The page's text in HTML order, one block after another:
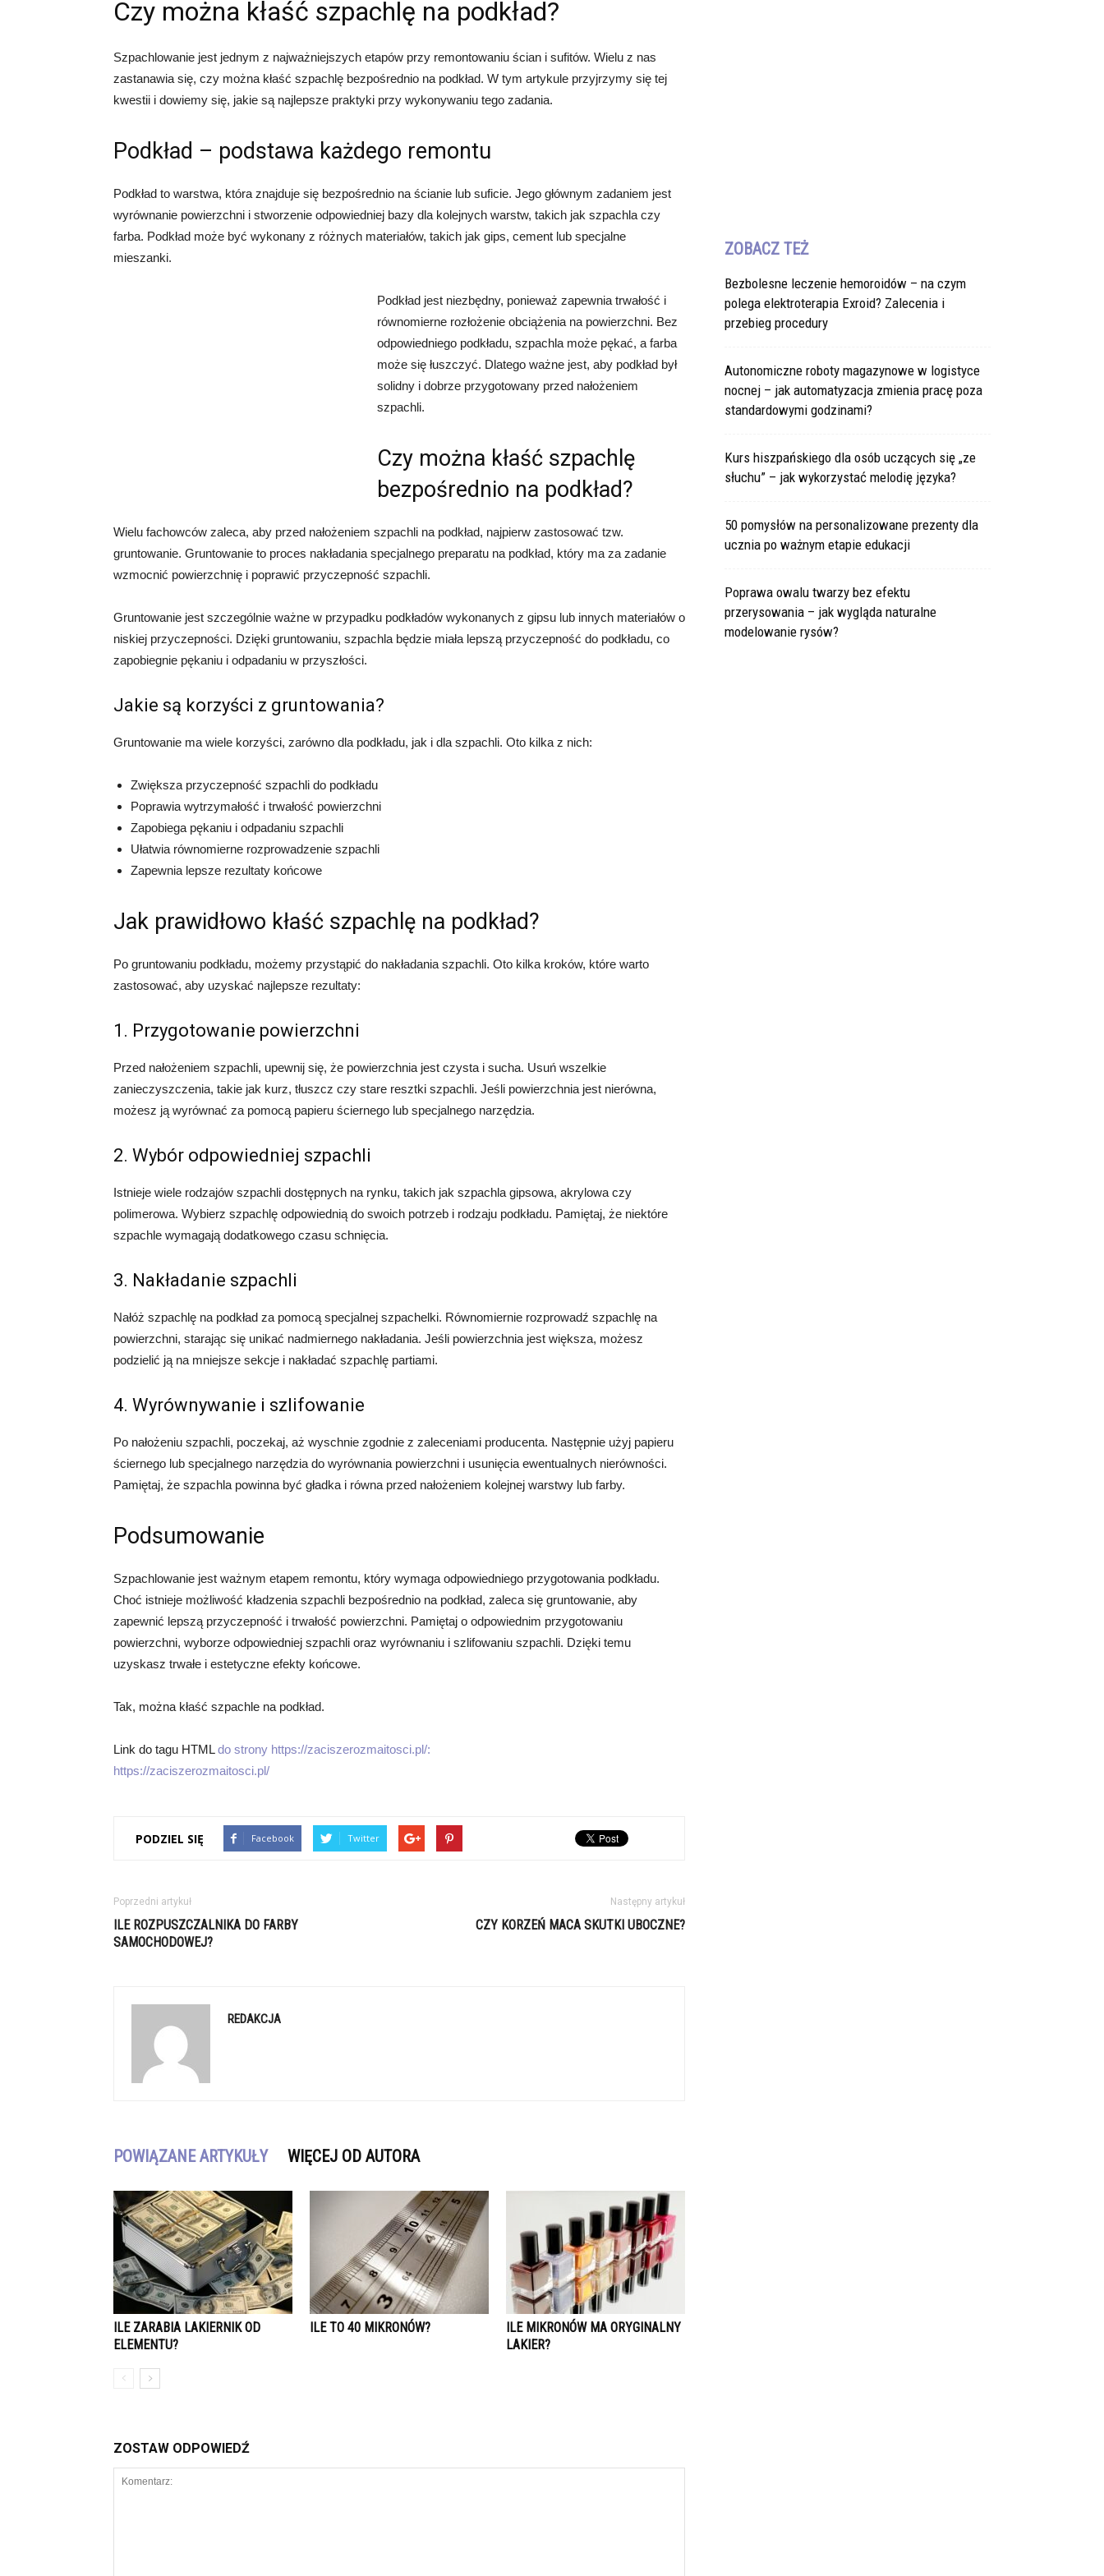
Czy można kłaść szpachlę na podkład?
Szpachlowanie jest jednym z najważniejszych etapów przy remontowaniu ścian i sufitów. Wielu z nas
zastanawia się, czy można kłaść szpachlę bezpośrednio na podkład. W tym artykule przyjrzymy się tej
kwestii i dowiemy się, jakie są najlepsze praktyki przy wykonywaniu tego zadania.
Podkład – podstawa każdego remontu
Podkład to warstwa, która znajduje się bezpośrednio na ścianie lub suficie. Jego głównym zadaniem jest
wyrównanie powierzchni i stworzenie odpowiedniej bazy dla kolejnych warstw, takich jak szpachla czy
farba. Podkład może być wykonany z różnych materiałów, takich jak gips, cement lub specjalne
mieszanki.
Podkład jest niezbędny, ponieważ zapewnia trwałość i
równomierne rozłożenie obciążenia na powierzchni. Bez
odpowiedniego podkładu, szpachla może pękać, a farba
może się łuszczyć. Dlatego ważne jest, aby podkład był
solidny i dobrze przygotowany przed nałożeniem
szpachli.
Czy można kłaść szpachlę
bezpośrednio na podkład?
Wielu fachowców zaleca, aby przed nałożeniem szpachli na podkład, najpierw zastosować tzw.
gruntowanie. Gruntowanie to proces nakładania specjalnego preparatu na podkład, który ma za zadanie
wzmocnić powierzchnię i poprawić przyczepność szpachli.
Gruntowanie jest szczególnie ważne w przypadku podkładów wykonanych z gipsu lub innych materiałów o
niskiej przyczepności. Dzięki gruntowaniu, szpachla będzie miała lepszą przyczepność do podkładu, co
zapobiegnie pękaniu i odpadaniu w przyszłości.
Jakie są korzyści z gruntowania?
Gruntowanie ma wiele korzyści, zarówno dla podkładu, jak i dla szpachli. Oto kilka z nich:
Zwiększa przyczepność szpachli do podkładu
Poprawia wytrzymałość i trwałość powierzchni
Zapobiega pękaniu i odpadaniu szpachli
Ułatwia równomierne rozprowadzenie szpachli
Zapewnia lepsze rezultaty końcowe
Jak prawidłowo kłaść szpachlę na podkład?
Po gruntowaniu podkładu, możemy przystąpić do nakładania szpachli. Oto kilka kroków, które warto
zastosować, aby uzyskać najlepsze rezultaty:
1. Przygotowanie powierzchni
Przed nałożeniem szpachli, upewnij się, że powierzchnia jest czysta i sucha. Usuń wszelkie
zanieczyszczenia, takie jak kurz, tłuszcz czy stare resztki szpachli. Jeśli powierzchnia jest nierówna,
możesz ją wyrównać za pomocą papieru ściernego lub specjalnego narzędzia.
2. Wybór odpowiedniej szpachli
Istnieje wiele rodzajów szpachli dostępnych na rynku, takich jak szpachla gipsowa, akrylowa czy
polimerowa. Wybierz szpachlę odpowiednią do swoich potrzeb i rodzaju podkładu. Pamiętaj, że niektóre
szpachle wymagają dodatkowego czasu schnięcia.
3. Nakładanie szpachli
Nałóż szpachlę na podkład za pomocą specjalnej szpachelki. Równomiernie rozprowadź szpachlę na
powierzchni, starając się unikać nadmiernego nakładania. Jeśli powierzchnia jest większa, możesz
podzielić ją na mniejsze sekcje i nakładać szpachlę partiami.
4. Wyrównywanie i szlifowanie
Po nałożeniu szpachli, poczekaj, aż wyschnie zgodnie z zaleceniami producenta. Następnie użyj papieru
ściernego lub specjalnego narzędzia do wyrównania powierzchni i usunięcia ewentualnych nierówności.
Pamiętaj, że szpachla powinna być gładka i równa przed nałożeniem kolejnej warstwy lub farby.
Podsumowanie
Szpachlowanie jest ważnym etapem remontu, który wymaga odpowiedniego przygotowania podkładu.
Choć istnieje możliwość kładzenia szpachli bezpośrednio na podkład, zaleca się gruntowanie, aby
zapewnić lepszą przyczepność i trwałość powierzchni. Pamiętaj o odpowiednim przygotowaniu
powierzchni, wyborze odpowiedniej szpachli oraz wyrównaniu i szlifowaniu szpachli. Dzięki temu
uzyskasz trwałe i estetyczne efekty końcowe.
Tak, można kłaść szpachle na podkład.
Link do tagu HTMLdo strony https://zaciszerozmaitosci.pl/:
https://zaciszerozmaitosci.pl/
PODZIEL SIĘ Facebook Twitter
Poprzedni artykuł
ILE ROZPUSZCZALNIKA DO FARBY
SAMOCHODOWEJ?
Następny artykuł
CZY KORZEŃ MACA SKUTKI UBOCZNE?
REDAKCJA
POWIĄZANE ARTYKUŁY WIĘCEJ OD AUTORA
ILE ZARABIA LAKIERNIK OD
ELEMENTU?
ILE TO 40 MIKRONÓW?
ILE MIKRONÓW MA ORYGINALNY
LAKIER?
ZOSTAW ODPOWIEDŹ
ZOBACZ TEŻ
Bezbolesne leczenie hemoroidów – na czym
polega elektroterapia Exroid? Zalecenia i
przebieg procedury
Autonomiczne roboty magazynowe w logistyce
nocnej – jak automatyzacja zmienia pracę poza
standardowymi godzinami?
Kurs hiszpańskiego dla osób uczących się „ze
słuchu” – jak wykorzystać melodię języka?
50 pomysłów na personalizowane prezenty dla
ucznia po ważnym etapie edukacji
Poprawa owalu twarzy bez efektu
przerysowania – jak wygląda naturalne
modelowanie rysów?